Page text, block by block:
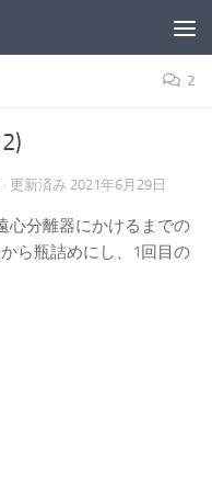
2
· 更新済み 2021年6月29日
心分離器にかけるまでの
ら瓶詰めにし、1回目の